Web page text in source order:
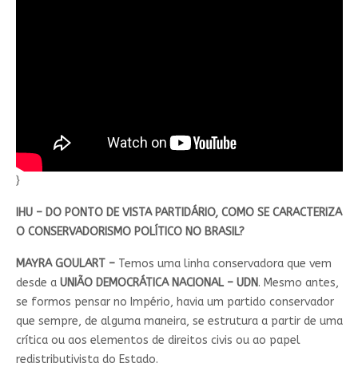
}
IHU – DO PONTO DE VISTA PARTIDÁRIO, COMO SE CARACTERIZA
O CONSERVADORISMO POLÍTICO NO BRASIL?
MAYRA GOULART –Temos uma linha conservadora que vem
desde a UNIÃO DEMOCRÁTICA NACIONAL – UDN. Mesmo antes,
se formos pensar no Império, havia um partido conservador
que sempre, de alguma maneira, se estrutura a partir de uma
crítica ou aos elementos de direitos civis ou ao papel
redistributivista do Estado.